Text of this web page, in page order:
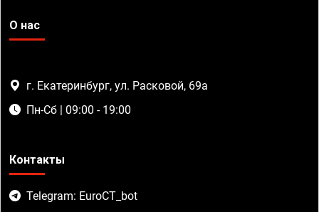
О нас
г. Екатеринбург, ул. Расковой, 69а
Пн-Сб | 09:00 - 19:00
Контакты
Telegram: EuroCT_bot